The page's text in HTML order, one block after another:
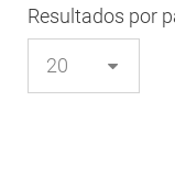
Boas
Certificação
Resultados por